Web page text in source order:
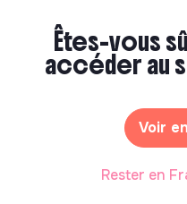
sélection de formations
écologique et solidaire !
Êtes-vous
accéder au
Voir
Rester en